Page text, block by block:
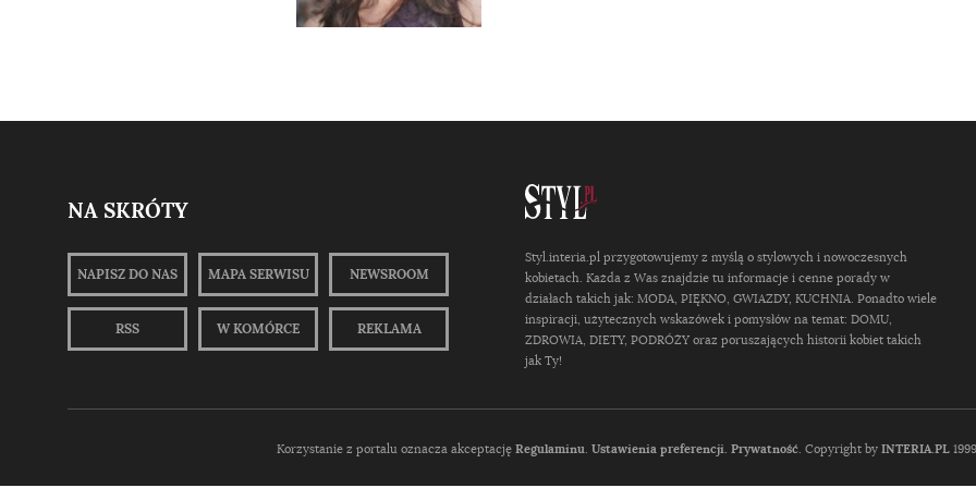
NA SKRÓTY
NAPISZ DO NAS MAPA SERWISU NEWSROOM
RSS W KOMÓRCE REKLAMA
Styl.interia.pl przygotowujemy z myślą o stylowych i nowoczesnych
kobietach. Każda z Was znajdzie tu informacje i cenne porady w
działach takich jak: MODA, PIĘKNO, GWIAZDY, KUCHNIA. Ponadto wiele
inspiracji, użytecznych wskazówek i pomysłów na temat: DOMU,
ZDROWIA, DIETY, PODRÓŻY oraz poruszających historii kobiet takich
jak Ty!
Korzystanie z portalu oznacza akceptację Regulaminu. Ustawienia preferencji. Prywatność. Copyright by INTERIA.PL